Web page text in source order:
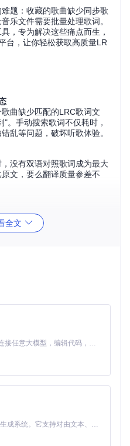
题：收藏的歌曲缺少同步歌
乐文件需要批量处理歌词。
，专为解决这些痛点而生，
台，让你轻松获取高质量LR
曲缺少匹配的LRC歌词文
。手动搜索歌词不仅耗时，
乱等问题，破坏听歌体验。
没有双语对照歌词成为最大
文，要么翻译质量参差不
载歌词变成重复劳动。尤其
个处理歌词文件会占用大量
覆盖
和QQ音乐数据源，无需在
口，能直接获取官方高品质
轴信息。
或QQ音乐
手或专辑关键词）
击"保存"即可生成LRC文件
索结果与设置面板，支持多
全文
Claude Code 的开源替代方案。连接任意大模型，编辑代码，运行命令，自动验证 — 全自动执行。用 Rust 构建，极致性能。 ｜ An open-source alternative to Claude Code. Connect any LLM, edit code, run commands, and verify changes — autonomously. Built in Rust for speed. Get Started
MiniMax H3 是一个通用的全模态生成系统。它支持对由文本、图像、视频和音频组成的多模态上下文进行统一理解，并能生成分辨率高达 2K、时长可达 15 秒的带原生立体声音频的视频。得益于面向任务泛化的系统设计，H3 在预训练阶段就已具备广泛的多模态上下文理解与生成能力，能够出色地执行复杂的多模态指令。